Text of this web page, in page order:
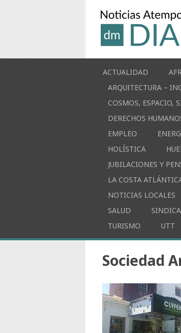
ACTUALIDAD
ARQUITECTURA –
COSMOS, ESPACIO,
DERECHOS
EMPLEO
HOLÍSTICA
JUBILACIONES Y
LA COSTA
NOTICIAS LOCALES
SALUD
TURISMO
UTT
Sociedad